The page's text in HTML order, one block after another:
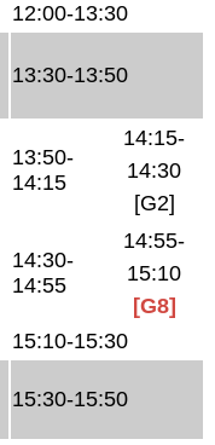
12:00-13:30
13:30-13:50
13:50-
14:15
14:15-
14:30
[G2]
14:30-
14:55
14:55-
15:10
[G8]
15:10-15:30
15:30-15:50